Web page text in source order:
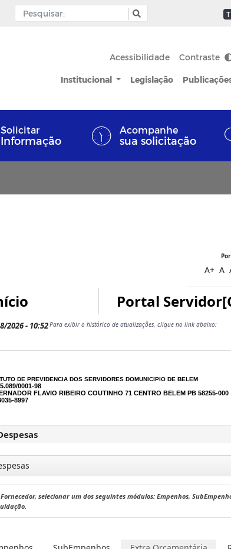
Acessibilidade Contraste
Institucional Legislação
Solicitar
Informação
Acompanhe
sua solicitação